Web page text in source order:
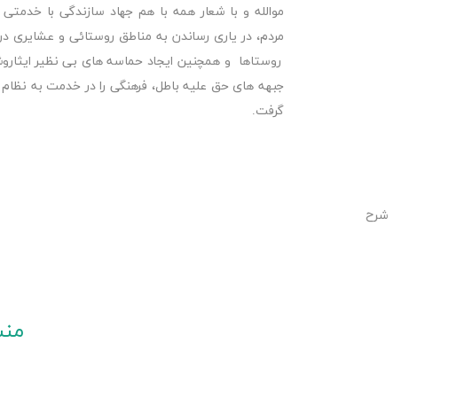
موالله و با شعار همه با هم جهاد سازندگی با
مردم، در یاری رساندن به مناطق روستائی و
روستاها و همچنین ایجاد حماسه های بی نظیر
جبهه های حق علیه باطل، فرهنگی را در خدمت به
گرفت.
شرح